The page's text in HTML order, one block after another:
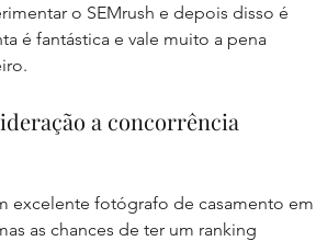
o SEMrush e depois disso é
é fantástica e vale muito a pena
a concorrência
excelente fotógrafo de casamento
as chances de ter um ranking